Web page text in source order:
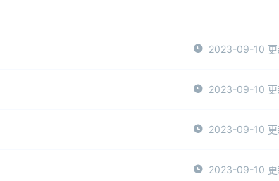
2023-09-10 更
2023-09-10 更
2023-09-10 更
2023-09-10 更